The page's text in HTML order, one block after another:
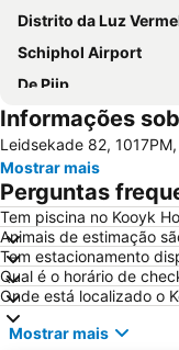
Distrito da Luz Vermelha em
Schiphol Airport
De Pijp
Amsterdam ArenA
Anne Frank Museum
Sloterdijk
Van Gogh Museum
Jaarbeurs Utrecht
Stadium
Cruzeiros Internacionais pelos
Amsterdam Museum
Informações
Leidsekade 82,
Mostrar mais
Perguntas
Tem piscina no Kooyk
Animais de estimação
Tem estacionamento
Qual é o horário de
Onde está localizado o
Mostrar mais